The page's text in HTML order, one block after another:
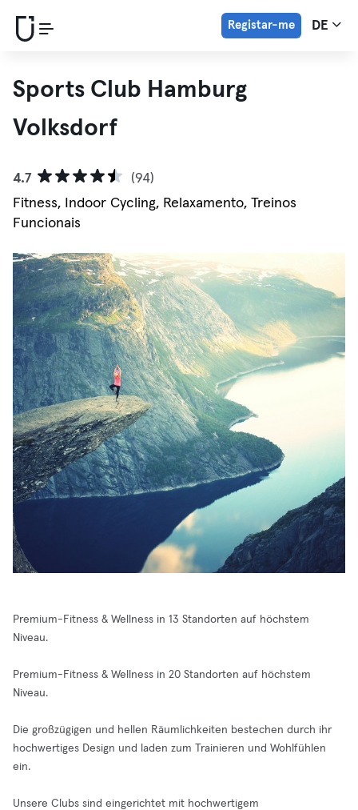
Registar-me DE
Sports Club Hamburg
Volksdorf
4.7
(94)
Fitness, Indoor Cycling, Relaxamento, Treinos
Funcionais
Premium-Fitness & Wellness in 13 Standorten auf höchstem
Niveau.
Premium-Fitness & Wellness in 20 Standorten auf höchstem
Niveau.
Die großzügigen und hellen Räumlichkeiten bestechen durch ihr
hochwertiges Design und laden zum Trainieren und Wohlfühlen
ein.
Unsere Clubs sind eingerichtet mit hochwertigem